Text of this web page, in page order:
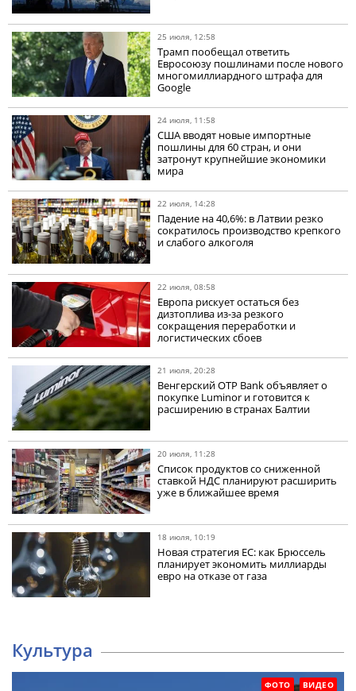
25 июля, 12:58
Трамп пообещал ответить
Евросоюзу пошлинами после нового
многомиллиардного штрафа для
Google
24 июля, 11:58
США вводят новые импортные
пошлины для 60 стран, и они
затронут крупнейшие экономики
мира
22 июля, 14:28
Падение на 40,6%: в Латвии резко
сократилось производство крепкого
и слабого алкоголя
22 июля, 08:58
Европа рискует остаться без
дизтоплива из-за резкого
сокращения переработки и
логистических сбоев
21 июля, 20:28
Венгерский OTP Bank объявляет о
покупке Luminor и готовится к
расширению в странах Балтии
20 июля, 11:28
Список продуктов со сниженной
ставкой НДС планируют расширить
уже в ближайшее время
18 июля, 10:19
Новая стратегия ЕС: как Брюссель
планирует экономить миллиарды
евро на отказе от газа
Культура
ФОТО ВИДЕО